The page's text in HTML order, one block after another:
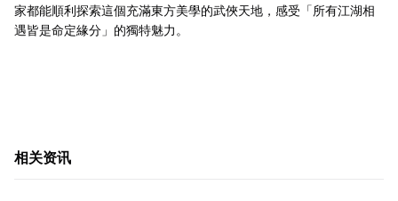
家都能順利探索這個充滿東方美學的武俠天地，感受「所有江湖相
遇皆是命定緣分」的獨特魅力。
相关资讯